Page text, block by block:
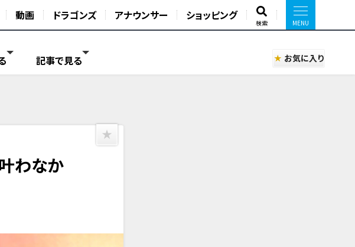
動画 ドラゴンズ アナウンサー ショッピング
検索
記事で見る お気に入り
わなか